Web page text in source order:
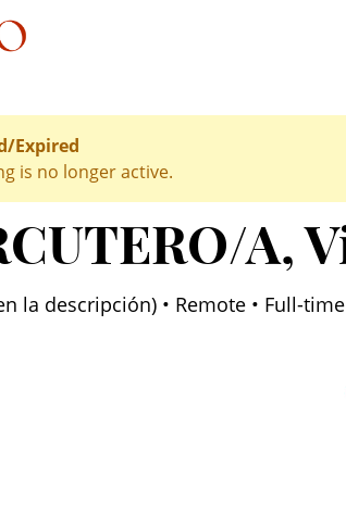
Expired
is no longer active.
A,
la descripción) • Remote • Full-